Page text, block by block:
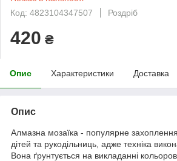
Код: 4823104347507
Роздріб
420 ₴
Опис Характеристики Доставка
Опис
Алмазна мозаїка - популярне
дітей та рукодільниць, адже техніка
Вона ґрунтується на викладанні